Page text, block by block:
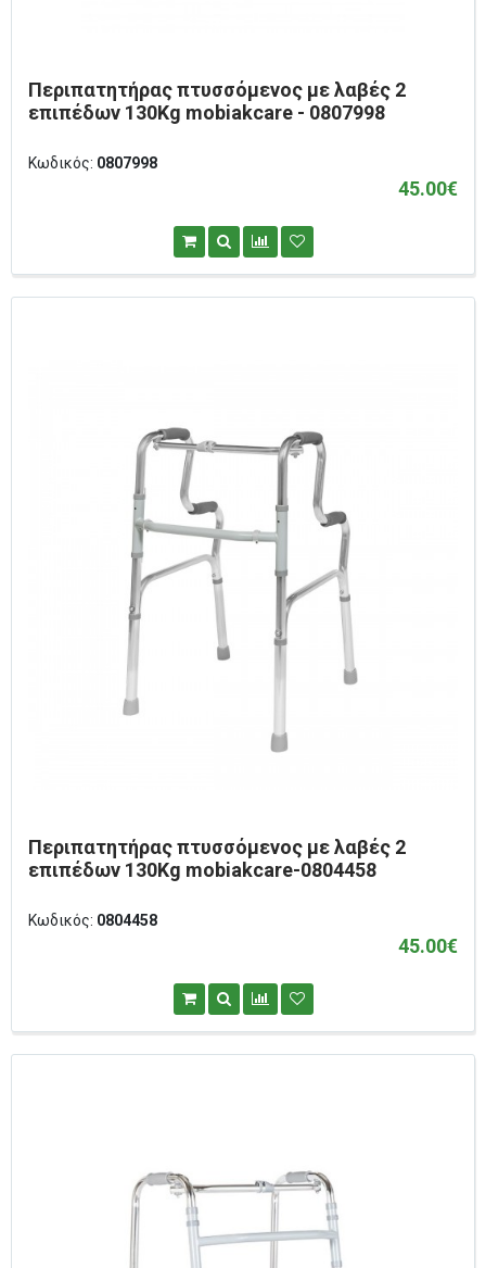
Περιπατητήρας πτυσσόμενος με λαβές 2
επιπέδων 130Kg mobiakcare - 0807998
Κωδικός: 0807998
45.00€
Περιπατητήρας πτυσσόμενος με λαβές 2
επιπέδων 130Kg mobiakcare-0804458
Κωδικός: 0804458
45.00€